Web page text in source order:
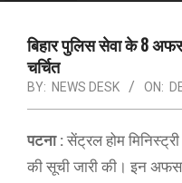
बिहार पुलिस सेवा के 8
चर्चित
BY: NEWS DESK ON:
पटना : सेंट्रल होम
की सूची जारी की। इन